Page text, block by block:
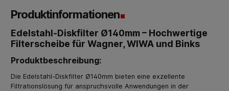
Produktinformationen
Edelstahl-Diskfilter Ø140mm – Hochwertige
Filterscheibe für Wagner, WIWA und Binks
Produktbeschreibung:
Die Edelstahl-Diskfilter Ø140mm bieten eine exzellente
Filtrationslösung für anspruchsvolle Anwendungen in der